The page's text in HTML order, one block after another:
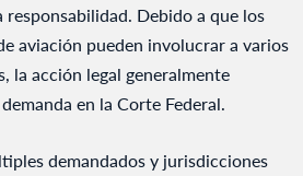
Debido a que los
aviación pueden involucrar a varios
la acción legal generalmente
en la Corte Federal.
demandados y jurisdicciones